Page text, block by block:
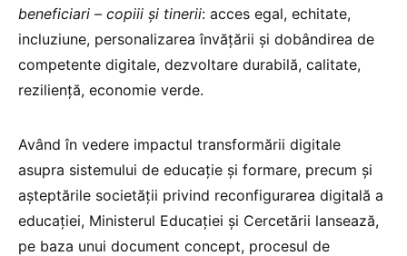
beneficiari – copiii și tinerii: acces egal, echitate,
incluziune, personalizarea învățării și dobândirea de
competente digitale, dezvoltare durabilă, calitate,
reziliență, economie verde.
Având în vedere impactul transformării digitale
asupra sistemului de educație și formare, precum și
așteptările societății privind reconfigurarea digitală a
educației, Ministerul Educației și Cercetării lansează,
pe baza unui document concept, procesul de